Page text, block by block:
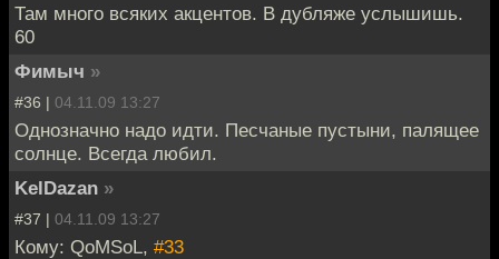
Там много всяких акцентов. В дубляже услышишь.
60
Фимыч »
#36 | 04.11.09 13:27
Однозначно надо идти. Песчаные пустыни, палящее
солнце. Всегда любил.
KelDazan »
#37 | 04.11.09 13:27
Кому: QoMSoL, #33